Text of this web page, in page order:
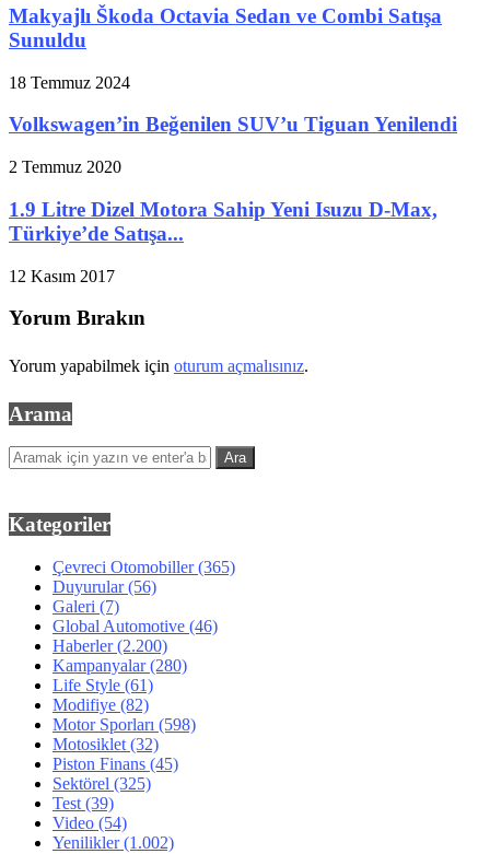
Makyajlı Škoda Octavia Sedan ve Combi Satışa
Sunuldu
18 Temmuz 2024
Volkswagen’in Beğenilen SUV’u Tiguan Yenilendi
2 Temmuz 2020
1.9 Litre Dizel Motora Sahip Yeni Isuzu D-Max,
Türkiye’de Satışa...
12 Kasım 2017
Yorum Bırakın
Yorum yapabilmek için oturum açmalısınız.
Arama
Kategoriler
Çevreci Otomobiller(365)
Duyurular(56)
Galeri (7)
Global Automotive (46)
Haberler(2.200)
Kampanyalar(280)
Life Style (61)
Modifiye (82)
Motor Sporları (598)
Motosiklet (32)
Piston Finans (45)
Sektörel (325)
Test (39)
Video (54)
Yenilikler(1.002)